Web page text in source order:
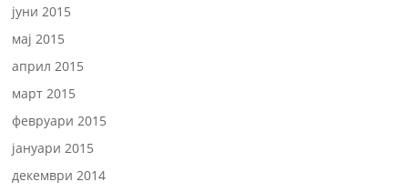
јуни 2015
мај 2015
април 2015
март 2015
февруари 2015
јануари 2015
декември 2014